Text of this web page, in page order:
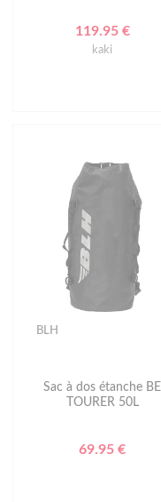
119.95 €
kaki
BLH
Sac à dos étanche BE
TOURER 50L
69.95 €